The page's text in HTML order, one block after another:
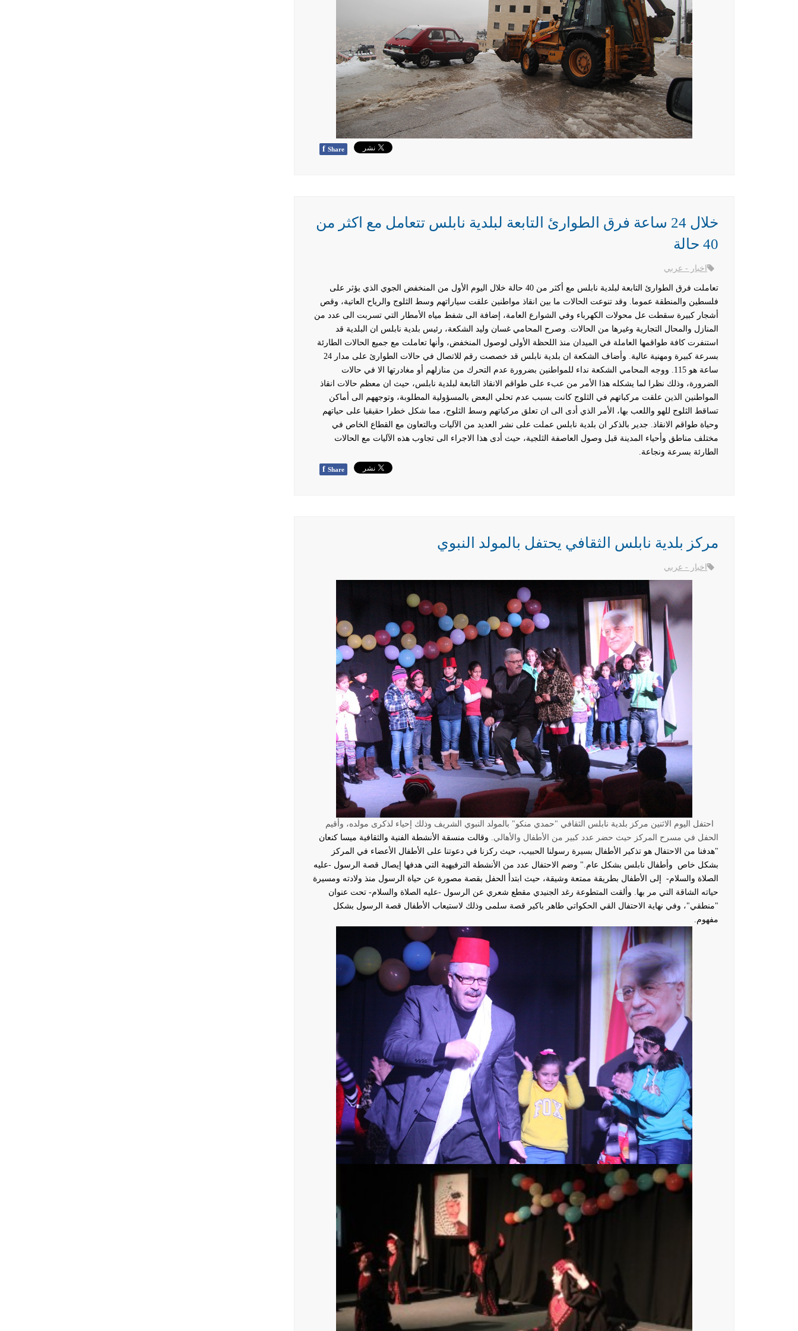
f Share
خلال 24 ساعة فرق الطوارئ التابعة لبلدية نابلس تتعامل مع اكثر من
40 حالة
اخبار - عربي
تعاملت فرق الطوارئ التابعة لبلدية نابلس مع أكثر من 40 حالة خلال اليوم الأول من المنخفض الجوي الذي يؤثر على
فلسطين والمنطقة عموما. وقد تنوعت الحالات ما بين انقاذ مواطنين علقت سياراتهم وسط الثلوج والرياح العاتية، وقص
أشجار كبيرة سقطت عل محولات الكهرباء وفي الشوارع العامة، إضافة الى شفط مياه الأمطار التي تسربت الى عدد من
المنازل والمحال التجارية وغيرها من الحالات.
وصرح المحامي غسان وليد الشكعة، رئيس بلدية نابلس ان البلدية قد
استنفرت كافة طواقمها العاملة في الميدان منذ اللحظة الأولى لوصول المنخفض، وأنها تعاملت مع جميع الحالات الطارئة
بسرعة كبيرة ومهنية عالية. وأضاف الشكعة ان بلدية نابلس قد خصصت رقم للاتصال في حالات الطوارئ على مدار 24
ساعة هو 115.
ووجه المحامي الشكعة نداء للمواطنين بضرورة عدم التحرك من منازلهم أو مغادرتها الا في حالات
الضرورة، وذلك نظرا لما يشكله هذا الأمر من عبء على طواقم الانقاذ التابعة لبلدية نابلس، حيث ان معظم حالات انقاذ
المواطنين الذين علقت مركباتهم في الثلوج كانت بسبب عدم تحلي البعض بالمسؤولية المطلوبة، وتوجههم الى أماكن
تساقط الثلوج للهو واللعب بها، الأمر الذي أدى الى ان تعلق مركباتهم وسط الثلوج، مما شكل خطرا حقيقيا على حياتهم
وحياة طواقم الانقاذ.
جدير بالذكر ان بلدية نابلس عملت على نشر العديد من الآليات وبالتعاون مع القطاع الخاص في
مختلف مناطق وأحياء المدينة قبل وصول العاصفة الثلجية، حيث أدى هذا الاجراء الى تجاوب هذه الآليات مع الحالات
الطارئة بسرعة ونجاعة.
f Share
مركز بلدية نابلس الثقافي يحتفل بالمولد النبوي
اخبار - عربي
احتفل اليوم الاثنين مركز بلدية نابلس الثقافي "حمدي منكو" بالمولد النبوي الشريف وذلك إحياء لذكرى مولده، وأقيم
الحفل في مسرح المركز حيث حضر عدد كبير من الأطفال والأهالي. وقالت منسقة الأنشطة الفنية والثقافية ميسا كنعان
"هدفنا من الاحتفال هو تذكير الأطفال بسيرة رسولنا الحبيب، حيث ركزنا في دعوتنا على الأطفال الأعضاء في المركز
بشكل خاص وأطفال نابلس بشكل عام." وضم الاحتفال عدد من الأنشطة الترفيهية التي هدفها إيصال قصة الرسول -عليه
الصلاة والسلام- إلى الأطفال بطريقة ممتعة وشيقة، حيث ابتدأ الحفل بقصة مصورة عن حياة الرسول منذ ولادته ومسيرة
حياته الشاقة التي مر بها.
وألقت المتطوعة رغد الجنيدي مقطع شعري عن الرسول -عليه الصلاة والسلام- تحت عنوان
"منطقي"، وفي نهاية الاحتفال القي الحكواتي طاهر باكير قصة سلمى وذلك لاستيعاب الأطفال قصة الرسول بشكل
مفهوم.